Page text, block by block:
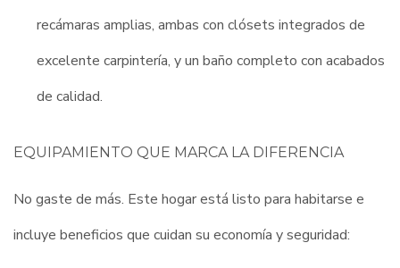
recámaras amplias, ambas con clósets integrados de
excelente carpintería, y un baño completo con acabados
de calidad.
EQUIPAMIENTO QUE MARCA LA DIFERENCIA
No gaste de más. Este hogar está listo para habitarse e
incluye beneficios que cuidan su economía y seguridad: